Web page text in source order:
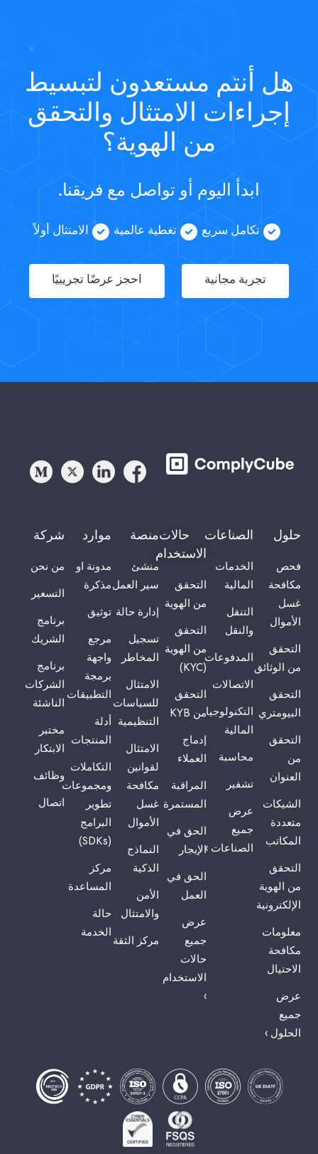
هل أنتم مستعدون لتبسيط
إجراءات الامتثال والتحقق
من الهوية؟
ابدأ اليوم أو تواصل مع فريقنا.
تكامل سريع تغطية عالمية الامتثال أولاً
تجربة مجانية احجز عرضًا تجريبيًا
حلول
فحص
مكافحة
غسل
الأموال
التحقق
من الوثائق
التحقق
البيومتري
التحقق
من
العنوان
الشيكات
متعددة
المكاتب
التحقق
من الهوية
الإلكترونية
معلومات
مكافحة
الاحتيال
عرض
جميع
الحلول ›
الصناعات
الخدمات
المالية
التنقل
والنقل
المدفوعات
الاتصالات
التكنولوجيا
المالية
محاسبة
تشفير
عرض
جميع
الصناعات ›
حالات
الاستخدام
التحقق
من الهوية
التحقق
من الهوية
(KYC)
التحقق
من KYB
إدماج
العملاء
المراقبة
المستمرة
الحق في
الإيجار
الحق في
العمل
عرض
جميع
حالات
الاستخدام
›
منصة
منشئ
سير العمل
إدارة حالة
تسجيل
المخاطر
الامتثال
للسياسات
التنظيمية
الامتثال
لقوانين
مكافحة
غسل
الأموال
النماذج
الذكية
الأمن
والامتثال
مركز الثقة
موارد
مدونة او
مذكرة
توثيق
مرجع
واجهة
برمجة
التطبيقات
أدلة
المنتجات
التكاملات
ومجموعات
تطوير
البرامج
(SDKs)
مركز
المساعدة
حالة
الخدمة
شركة
من نحن
التسعير
برنامج
الشريك
برنامج
الشركات
الناشئة
مختبر
الابتكار
وظائف
اتصال